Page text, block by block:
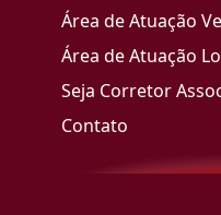
Área de Atuação
Área de Atuação
Seja Corretor
Contato